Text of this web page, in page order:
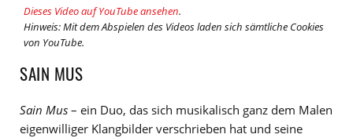
Dieses Video auf YouTube ansehen.
Hinweis: Mit dem Abspielen des Videos laden sich sämtliche Cookies
von YouTube.
SAIN MUS
Sain Mus – ein Duo, das sich musikalisch ganz dem Malen
eigenwilliger Klangbilder verschrieben hat und seine